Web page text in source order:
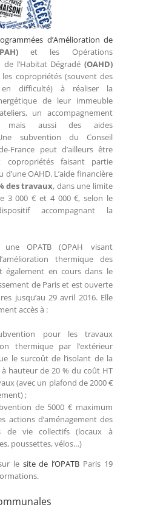
d’Amélioration de
et les Opérations
de l’Habitat Dégradé (OAHD)
copropriétés (souvent des
en difficulté) à réaliser la
de leur immeuble
un accompagnement
mais aussi des aides
subvention du Conseil
France peut d’ailleurs être
copropriétés faisant partie
d’une OAHD. L’aide financière
des travaux, dans une limite
3 000 € et 4 000 €, selon le
accompagnant la
une OPATB (OPAH visant
thermique des
également en cours dans le
de Paris et est ouverte
jusqu’au 29 avril 2016. Elle
accès à :
pour les travaux
thermique par l’extérieur
le surcoût de l’isolant de la
hauteur de 20 % du coût HT
(avec un plafond de 2000 €
;
de 5000 € maximum
actions d’aménagement des
de vie collectifs (locaux à
poussettes, vélos…)
le site de l’OPATB Paris 19